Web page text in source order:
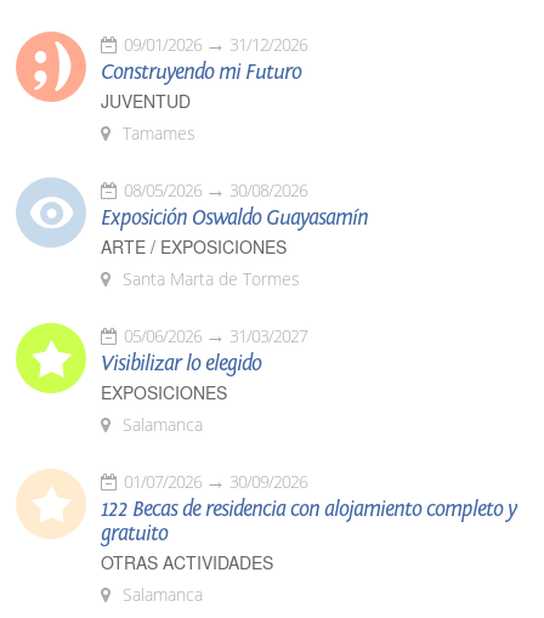
09/01/2026 31/12/2026
Construyendo mi Futuro
JUVENTUD
Tamames
08/05/2026 30/08/2026
Exposición Oswaldo Guayasamín
ARTE / EXPOSICIONES
Santa Marta de Tormes
05/06/2026 31/03/2027
Visibilizar lo elegido
EXPOSICIONES
Salamanca
01/07/2026 30/09/2026
122 Becas de residencia con alojamiento completo y
gratuito
OTRAS ACTIVIDADES
Salamanca